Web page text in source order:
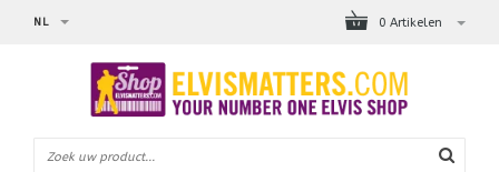
0 Artikelen
NL